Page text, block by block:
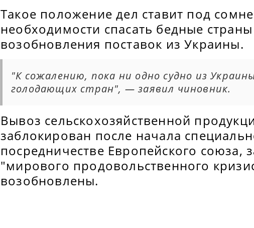
Такое положение дел ставит под
необходимости спасать бедные страны
возобновления поставок из Украины.
"К сожалению, пока ни одно судно из
голодающих стран", — заявил чиновник.
Вывоз сельскохозяйственной
заблокирован после начала
посредничестве Европейского союза,
"мирового продовольственного
возобновлены.